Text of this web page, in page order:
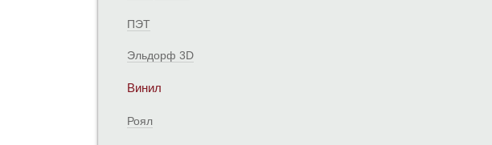
ПЭТ
Эльдорф 3D
Винил
Роял